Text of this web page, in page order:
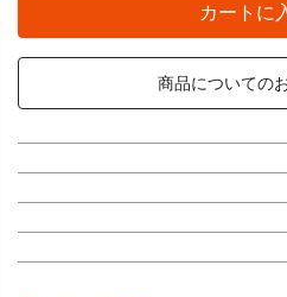
カートに
商品についての